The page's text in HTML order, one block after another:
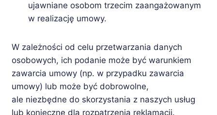
ujawniane osobom trzecim zaangażowanym
w realizację umowy.
W zależności od celu przetwarzania danych
osobowych, ich podanie może być warunkiem
zawarcia umowy (np. w przypadku zawarcia
umowy) lub może być dobrowolne,
ale niezbędne do skorzystania z naszych usług
lub konieczne dla rozpatrzenia reklamacji.